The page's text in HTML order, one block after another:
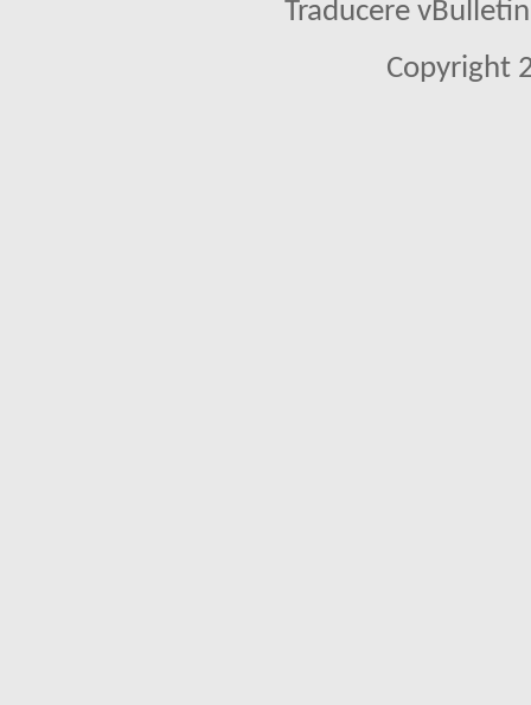
Traducere
Copyright